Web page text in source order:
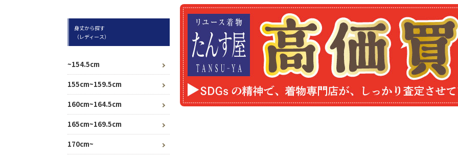
身丈から探す
（レディース）
~154.5cm
155cm~159.5cm
160cm~164.5cm
165cm~169.5cm
170cm~